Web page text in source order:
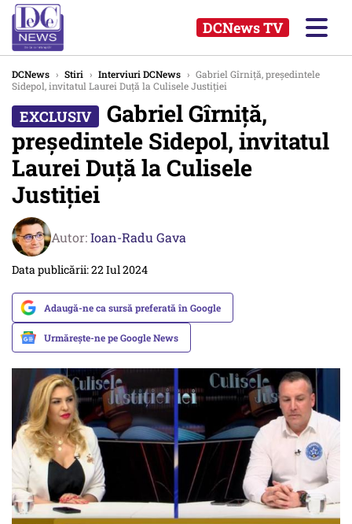
DCNews TV
DCNews › Stiri › Interviuri DCNews › Gabriel Gîrniță, președintele
Sidepol, invitatul Laurei Duță la Culisele Justiției
Gabriel Gîrniță,
președintele Sidepol, invitatul
Laurei Duță la Culisele
Justiției
Autor:Ioan-Radu Gava
Data publicării: 22 Iul 2024
Adaugă-ne ca sursă preferată în Google
Urmărește-ne pe Google News